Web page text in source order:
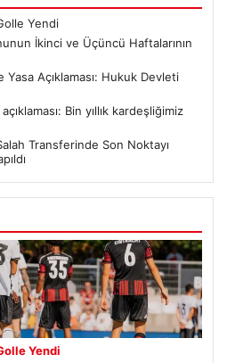
Yendi
İkinci ve Üçüncü Haftalarının
Yasa Açıklaması: Hukuk Devleti
Bin yıllık kardeşliğimiz
Transferinde Son Noktayı
Yendi